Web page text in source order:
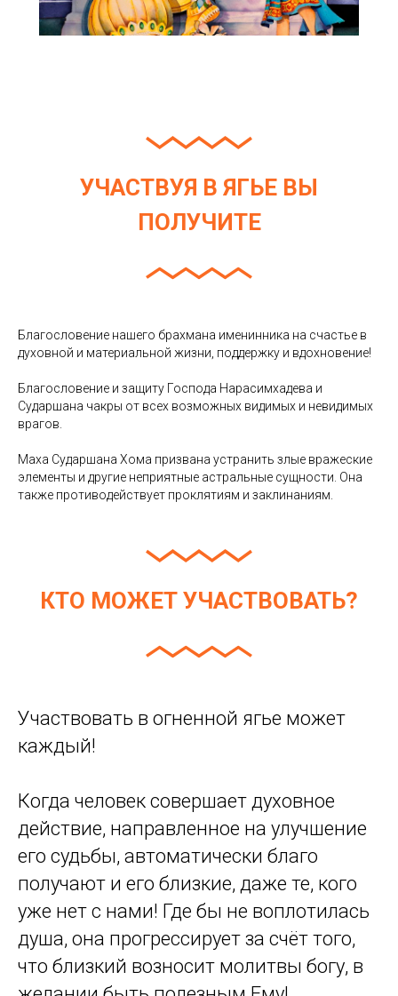
УЧАСТВУЯ В ЯГЬЕ ВЫ
ПОЛУЧИТЕ
Благословение нашего брахмана именинника на счастье в
духовной и материальной жизни, поддержку и вдохновение!
Благословение и защиту Господа Нарасимхадева и
Сударшана чакры от всех возможных видимых и невидимых
врагов.
Маха Сударшана Хома призвана устранить злые вражеские
элементы и другие неприятные астральные сущности. Она
также противодействует проклятиям и заклинаниям.
КТО МОЖЕТ УЧАСТВОВАТЬ?
Участвовать в огненной ягье может
каждый!
Когда человек совершает духовное
действие, направленное на улучшение
его судьбы, автоматически благо
получают и его близкие, даже те, кого
уже нет с нами! Где бы не воплотилась
душа, она прогрессирует за счёт того,
что близкий возносит молитвы богу, в